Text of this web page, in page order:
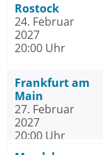
Rostock
24. Februar
2027
20:00 Uhr
Frankfurt am
Main
27. Februar
2027
20:00 Uhr